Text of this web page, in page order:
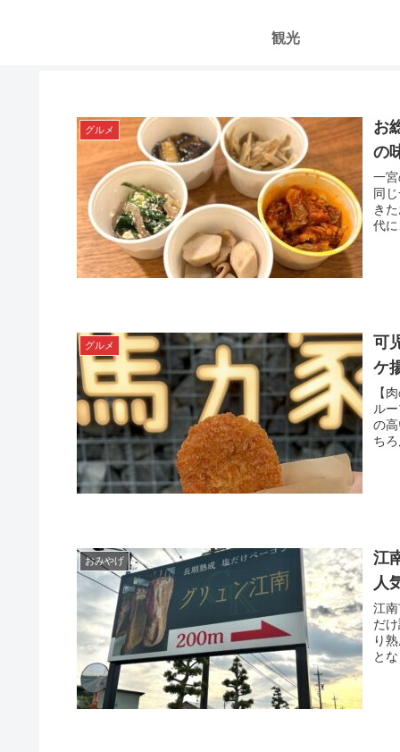
観光
グルメ
お
の
一
同
き
代
グルメ
可
ケ
【
ル
の
ち
おみやげ
江
人
江
だ
り
と